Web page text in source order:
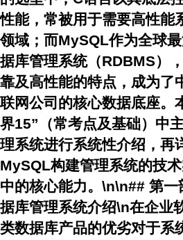
性能，常被用于需要高性能
领域；而MySQL作为全球
据库管理系统（RDBMS）
靠及高性能的特点，成为了
联网公司的核心数据底座。
界15”（常考点及基础）中
理系统进行系统性介绍，再
MySQL构建管理系统的技
中的核心能力。\n\n## 第
据库管理系统介绍\n在企业
类数据库产品的优劣对于系